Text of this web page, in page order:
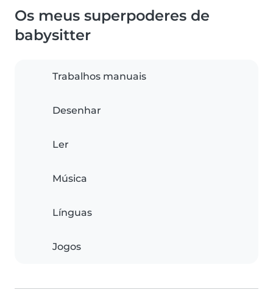
Os meus superpoderes de
babysitter
Trabalhos manuais
Desenhar
Ler
Música
Línguas
Jogos